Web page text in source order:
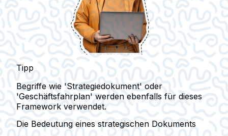
Tipp
Begriffe wie 'Strategiedokument' oder
'Geschäftsfahrplan' werden ebenfalls für dieses
Framework verwendet.
Die Bedeutung eines strategischen Dokuments